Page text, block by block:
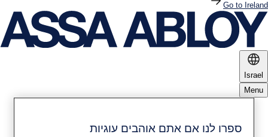
Go to Ireland
Israel
Menu
ספרו לנו אם אתם אוהבים עוגיות